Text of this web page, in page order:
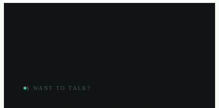
§ WANT TO TALK?